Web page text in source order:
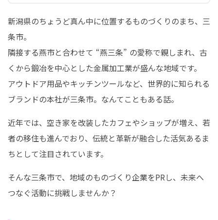
新潟県のちょうど真ん中に位置するものづくりのまち、三
条市。
隣接する燕市と合わせて “燕三条” の愛称で親しまれ、古
くから鍛冶を中心とした金属加工業が盛んな地域です。
アウトドア用品やキッチンツールなど、世界的に知られる
ブランドの本社が三条市。なんてこともある話。
近年では、空き家を改装したカフェやショップが増え、若
者の移住も進んでおり、伝統と革新が融合した活気あるま
ちとして注目されています。
そんな三条市で、地域のものづくり企業をPRし、未来へ
つなぐ活動に挑戦しませんか？